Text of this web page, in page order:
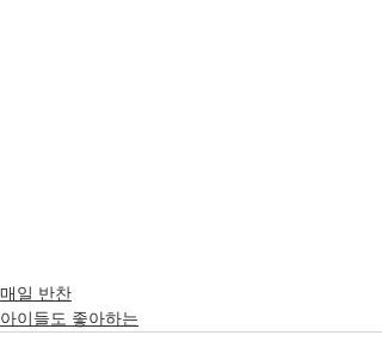
매일 반찬
아이들도 좋아하는